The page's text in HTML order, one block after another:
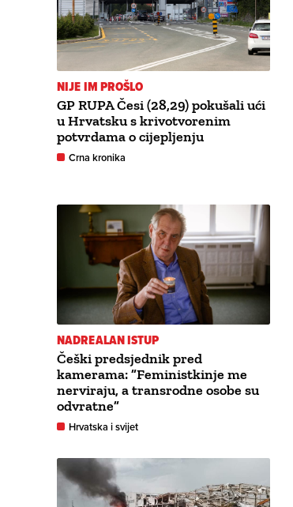
NIJE IM PROŠLO
GP RUPA Česi (28,29) pokušali ući
u Hrvatsku s krivotvorenim
potvrdama o cijepljenju
Crna kronika
NADREALAN ISTUP
Češki predsjednik pred
kamerama: ”Feministkinje me
nerviraju, a transrodne osobe su
odvratne”
Hrvatska i svijet